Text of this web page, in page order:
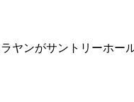
ヤンがサントリーホー